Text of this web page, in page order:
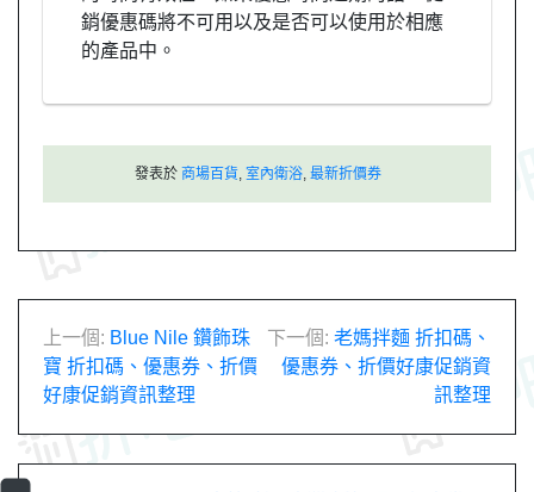
銷優惠碼將不可用以及是否可以使用於相應
的產品中。
發表於 商場百貨 室內衛浴 最新折價券
文
章
導
上一個: Blue Nile 鑽飾珠
寶 折扣碼、優惠券、折價
好康促銷資訊整理
下一個: 老媽拌麵 折扣碼、
優惠券、折價好康促銷資
訊整理